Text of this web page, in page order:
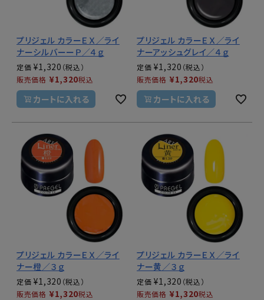
プリジェル カラーＥＸ／ライ
ナーシルバーーＰ／４ｇ
定価 ¥1,320
販売価格 ¥1,320税込
カートに入れる
プリジェル カラーＥＸ／ライ
ナーアッシュグレイ／４ｇ
定価 ¥1,320
販売価格 ¥1,320税込
カートに入れる
プリジェル カラーＥＸ／ライ
ナー橙／３ｇ
定価 ¥1,320
販売価格 ¥1,320税込
プリジェル カラーＥＸ／ライ
ナー黄／３ｇ
定価 ¥1,320
販売価格 ¥1,320税込